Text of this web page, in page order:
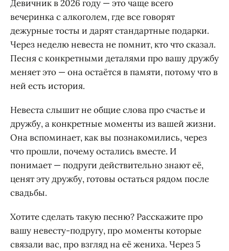
Девичник в 2026 году — это чаще всего
вечеринка с алкоголем, где все говорят
дежурные тосты и дарят стандартные подарки.
Через неделю невеста не помнит, кто что сказал.
Песня с конкретными деталями про вашу дружбу
меняет это — она остаётся в памяти, потому что в
ней есть история.
Невеста слышит не общие слова про счастье и
дружбу, а конкретные моменты из вашей жизни.
Она вспоминает, как вы познакомились, через
что прошли, почему остались вместе. И
понимает — подруги действительно знают её,
ценят эту дружбу, готовы остаться рядом после
свадьбы.
Хотите сделать такую песню? Расскажите про
вашу невесту-подругу, про моменты которые
связали вас, про взгляд на её жениха. Через 5